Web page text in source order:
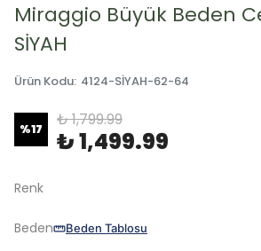
Miraggio Büyük Beden
SİYAH
Ürün Kodu: 4124-SİYAH-62-64
%17 ₺ 1,799.99
₺ 1,499.99
Renk
Beden Beden Tablosu